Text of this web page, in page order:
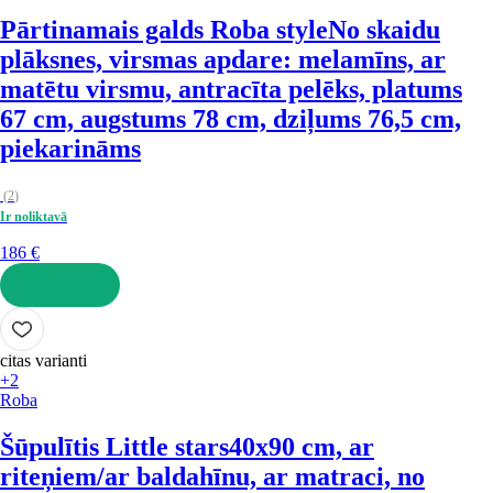
Pārtinamais galds Roba styleNo skaidu
plāksnes, virsmas apdare: melamīns, ar
matētu virsmu, antracīta pelēks, platums
67 cm, augstums 78 cm, dziļums 76,5 cm,
piekarināms
(2)
Ir noliktavā
186 €
LIKT GROZĀ
citas varianti
+2
Roba
Šūpulītis Little stars40x90 cm, ar
riteņiem/ar baldahīnu, ar matraci, no